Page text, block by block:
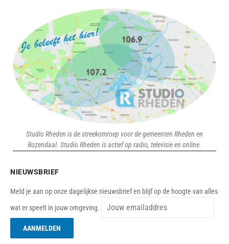
Studio Rheden is de streekomroep voor de gemeenten Rheden en
Rozendaal. Studio Rheden is actief op radio, televisie en online.
NIEUWSBRIEF
Meld je aan op onze dagelijkse nieuwsbrief en blijf op de hoogte van alles
wat er speelt in jouw omgeving.